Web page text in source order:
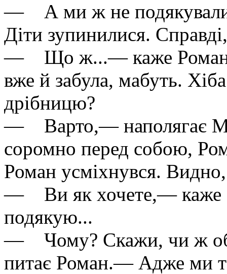
— А ми ж не подякували
Діти зупинилися.
— Що ж...— каже Роман,—
вже й забула, мабуть.
дрібницю?
— Варто,— наполягає
соромно перед собою,
Роман усміхнувся.
— Ви як хочете,— каже
подякую...
— Чому? Скажи, чи ж
питає Роман.— Адже ми